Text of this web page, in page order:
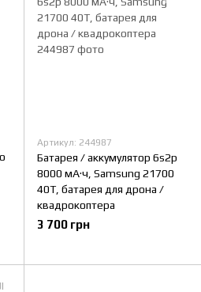
Артикул: 244987
Батарея / аккумулятор 6s2p
8000 мА·ч, Samsung 21700
40T, батарея для дрона /
квадрокоптера
3 700 грн